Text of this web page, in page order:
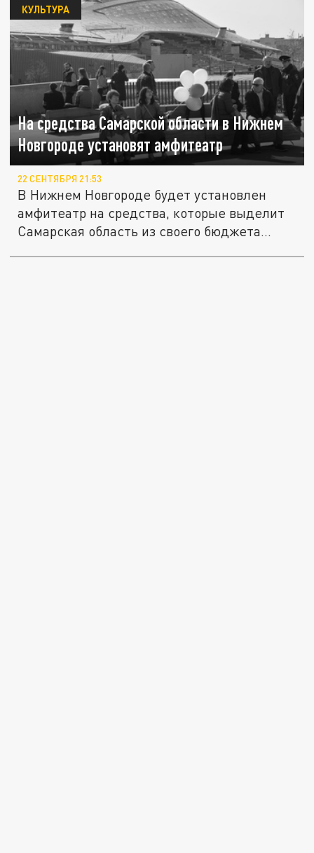
На средства Самарской области в Нижнем
Новгороде установят амфитеатр
КУЛЬТУРА
22 СЕНТЯБРЯ 21:53
В Нижнем Новгороде будет установлен
амфитеатр на средства, которые выделит
Самарская область из своего бюджета...